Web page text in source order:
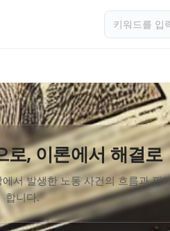
로, 이론에서 해결로
서 발생한 노동 사건의 흐름과 판
합니다.